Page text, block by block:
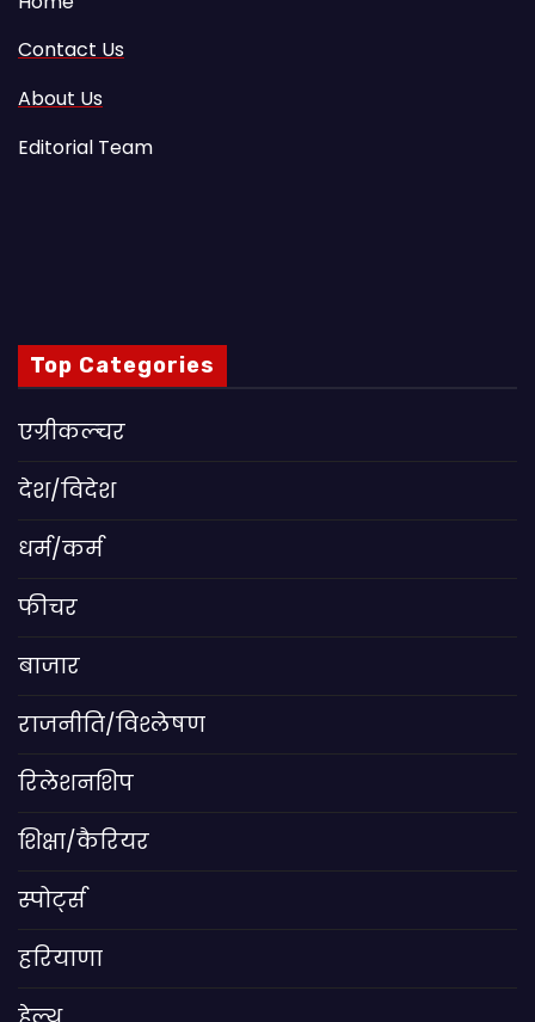
Contact Us
About Us
Editorial Team
Top Categories
एग्रीकल्चर
देश/विदेश
धर्म/कर्म
फीचर
बाजार
राजनीति/विश्लेषण
रिलेशनशिप
शिक्षा/कैरियर
स्पोर्ट्स
हरियाणा